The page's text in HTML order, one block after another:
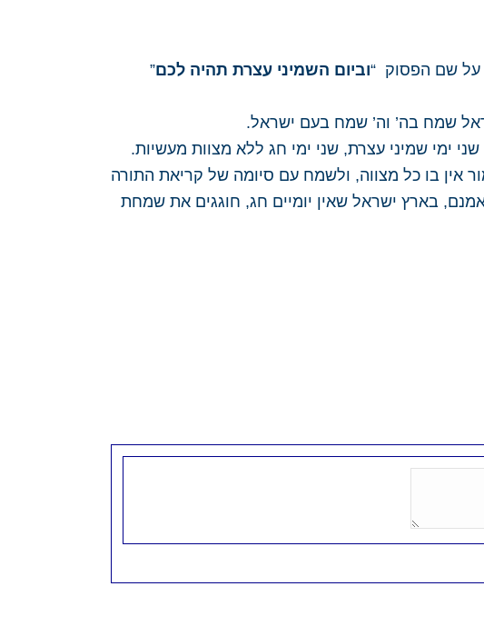
על שם הפסוק “וביום השמיני עצרת תהיה לכם”
שמח בה’ וה’ שמח בעם ישראל.
ימי שמיני עצרת, שני ימי חג ללא מצוות מעשיות.
אין בו כל מצווה, ולשמח עם סיומה של קריאת התורה
בארץ ישראל שאין יומיים חג, חוגגים את שמחת